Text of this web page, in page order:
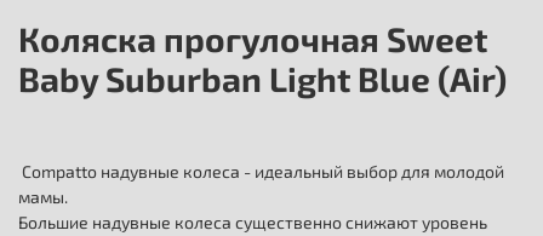
Коляска прогулочная Sweet
Baby Suburban Light Blue (Air)
Compatto надувные колеса - идеальный выбор для молодой
мамы.
Большие надувные колеса существенно снижают уровень